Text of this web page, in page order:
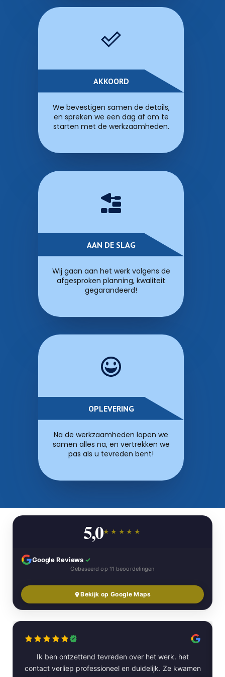
AKKOORD
We bevestigen samen de details,
en spreken we een dag af om te
starten met de werkzaamheden.
AAN DE SLAG
Wij gaan aan het werk volgens de
afgesproken planning, kwaliteit
gegarandeerd!
OPLEVERING
Na de werkzaamheden lopen we
samen alles na, en vertrekken we
pas als u tevreden bent!
5,0★★★★★
Google Reviews ✓
Gebaseerd op 11 beoordelingen
Bekijk op Google Maps
Ik ben ontzettend tevreden over het werk. het
contact verliep professioneel en duidelijk. Ze kwamen